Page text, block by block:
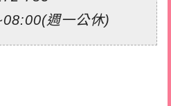
週一公休)